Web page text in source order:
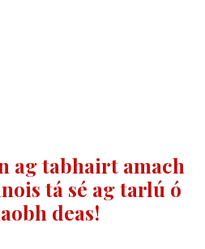
ag tabhairt amach
tá sé ag tarlú ó
deas!